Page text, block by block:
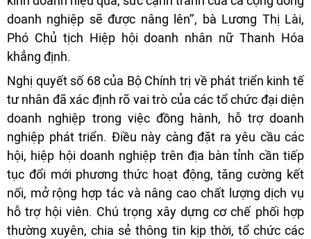
doanh nghiệp sẽ được nâng lên’’, bà Lương Thị Lài,
Phó Chủ tịch Hiệp hội doanh nhân nữ Thanh Hóa
khẳng định.
Nghị quyết số 68 của Bộ Chính trị về phát triển kinh tế
tư nhân đã xác định rõ vai trò của các tổ chức đại diện
doanh nghiệp trong việc đồng hành, hỗ trợ doanh
nghiệp phát triển. Điều này càng đặt ra yêu cầu các
hội, hiệp hội doanh nghiệp trên địa bàn tỉnh cần tiếp
tục đổi mới phương thức hoạt động, tăng cường kết
nối, mở rộng hợp tác và nâng cao chất lượng dịch vụ
hỗ trợ hội viên. Chú trọng xây dựng cơ chế phối hợp
thường xuyên, chia sẻ thông tin kịp thời, tổ chức các